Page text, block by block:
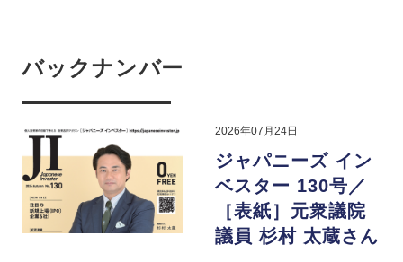
バックナンバー
2026年07月24日
ジャパニーズ イン
ベスター 130号／
［表紙］元衆議院
議員 杉村 太蔵さん